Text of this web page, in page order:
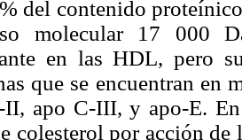
del contenido
molecular 17 000
en las HDL, pero
que se encuentran en
II, apo C-III, y apo-E.
colesterol por acción